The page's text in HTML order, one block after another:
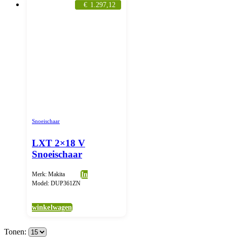
€ 1.297,12
Snoeischaar
LXT 2×18 V
Snoeischaar
Merk: Makita
Model: DUP361ZN
In
winkelwagen
Tonen: